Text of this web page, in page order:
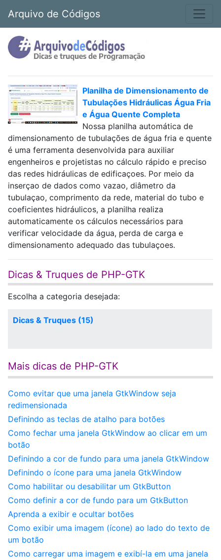
Arquivo de Códigos
Planilha de Dimensionamento de
Tubulações Hidráulicas Água Fria
e Água Quente Completa
Nossa planilha automática de
dimensionamento de tubulações de água fria e quente
é uma ferramenta desenvolvida para auxiliar
engenheiros e projetistas no cálculo rápido e preciso
das redes hidráulicas de edificaçoes. Por meio da
inserçao de dados como vazao, diâmetro da
tubulaçao, comprimento da rede, material do tubo e
coeficientes hidráulicos, a planilha realiza
automaticamente os cálculos necessários para
verificar velocidade da água, perda de carga e
dimensionamento adequado das tubulaçoes.
Dicas & Truques de PHP-GTK
Escolha a categoria desejada:
Dicas & Truques (15)
Mais dicas de PHP-GTK
Como evitar que uma janela GtkWindow seja
redimensionada
Definindo as teclas de atalho para botões
Como fechar uma janela GtkWindow ao clicar em um
botão
Definindo a cor de fundo para uma janela GtkWindow
Definindo o ícone para uma janela GtkWindow
Como habilitar ou desabilitar um GtkButton
Como definir a cor de fundo para um GtkButton
Aprenda a exibir e ocultar botões
Como exibir uma imagem (ícone) ao lado do texto de
um botão
Como carregar uma imagem e exibí-la em uma janela